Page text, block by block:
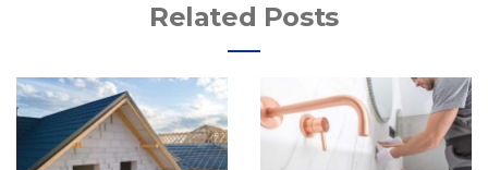
Related Posts